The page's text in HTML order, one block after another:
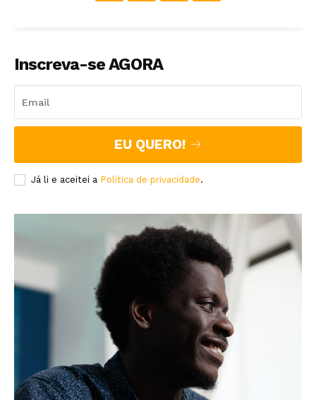
Inscreva-se AGORA
EU QUERO!
Já li e aceitei a Política de privacidade.